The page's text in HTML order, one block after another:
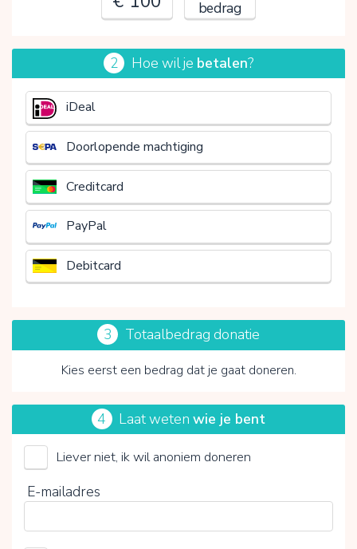
bedrag
€
2 Hoe wil je betalen?
iDeal
Doorlopende machtiging
Creditcard
PayPal
Debitcard
3 Totaalbedrag donatie
Kies eerst een bedrag dat je gaat doneren.
Vicki Brownhuis
4 Laat wetenwie je bent
Liever niet, ik wil anoniem doneren
E-mailadres